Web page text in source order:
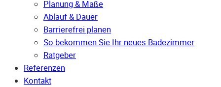
Planung & Maße
Ablauf & Dauer
Barrierefrei planen
So bekommen Sie Ihr neues Badezimmer
Ratgeber
Referenzen
Kontakt